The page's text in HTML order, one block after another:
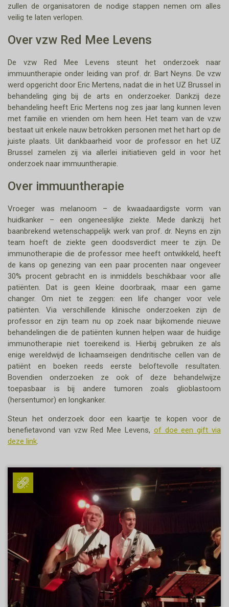
zullen de organisatoren de nodige stappen nemen om alles
veilig te laten verlopen.
Over vzw Red Mee Levens
De vzw Red Mee Levens steunt het onderzoek naar
immuuntherapie onder leiding van prof. dr. Bart Neyns. De vzw
werd opgericht door Eric Mertens, nadat die in het UZ Brussel in
behandeling ging bij de arts en onderzoeker. Dankzij deze
behandeling heeft Eric Mertens nog zes jaar lang kunnen leven
met familie en vrienden om hem heen. Het team van de vzw
bestaat uit enkele nauw betrokken personen met het hart op de
juiste plaats. Uit dankbaarheid voor de professor en het UZ
Brussel zamelen zij via allerlei initiatieven geld in voor het
onderzoek naar immuuntherapie.
Over immuuntherapie
Vroeger was melanoom – de kwaadaardigste vorm van
huidkanker – een ongeneeslijke ziekte. Mede dankzij het
baanbrekend wetenschappelijk werk van prof. dr. Neyns en zijn
team hoeft de ziekte geen doodsverdict meer te zijn. De
immunotherapie die de professor mee heeft ontwikkeld, heeft
de kans op genezing van een paar procenten naar ongeveer
30% procent gebracht en is inmiddels beschikbaar voor alle
patiënten. Dat is geen kleine doorbraak, maar een game
changer. Om niet te zeggen: een life changer voor vele
patiënten. Via verschillende klinische onderzoeken zijn de
professor en zijn team nu op zoek naar bijkomende nieuwe
behandelingen die de patiënten kunnen helpen waar de huidige
immunotherapie niet toereikend is. Hierbij gebruiken ze als
enige wereldwijd de lichaamseigen dendritische cellen van de
patiënt en boeken reeds eerste beloftevolle resultaten.
Bovendien onderzoeken ze ook of deze behandelwijze
toepasbaar is bij andere tumoren zoals glioblastoom
(hersentumor) en longkanker.
Steun het onderzoek door een kaartje te kopen voor de
benefietavond van vzw Red Mee Levens, of doe een gift via
deze link